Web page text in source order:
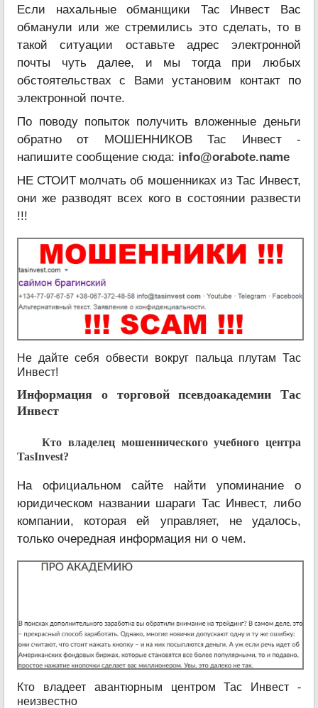
Если нахальные обманщики Тас Инвест Вас
обманули или же стремились это сделать, то в
такой ситуации оставьте адрес электронной
почты чуть далее, и мы тогда при любых
обстоятельствах с Вами установим контакт по
электронной почте.
По поводу попыток получить вложенные деньги
обратно от МОШЕННИКОВ Тас Инвест -
напишите сообщение сюда: info@orabote.name
НЕ СТОИТ молчать об мошенниках из Тас Инвест,
они же разводят всех кого в состоянии развести
!!!
Не дайте себя обвести вокруг пальца плутам Тас
Инвест!
Информация о торговой псевдоакадемии Тас
Инвест
Кто владелец мошеннического учебного центра
TasInvest?
На официальном сайте найти упоминание о
юридическом названии шараги Тас Инвест, либо
компании, которая ей управляет, не удалось,
только очередная информация ни о чем.
Кто владеет авантюрным центром Тас Инвест -
неизвестно